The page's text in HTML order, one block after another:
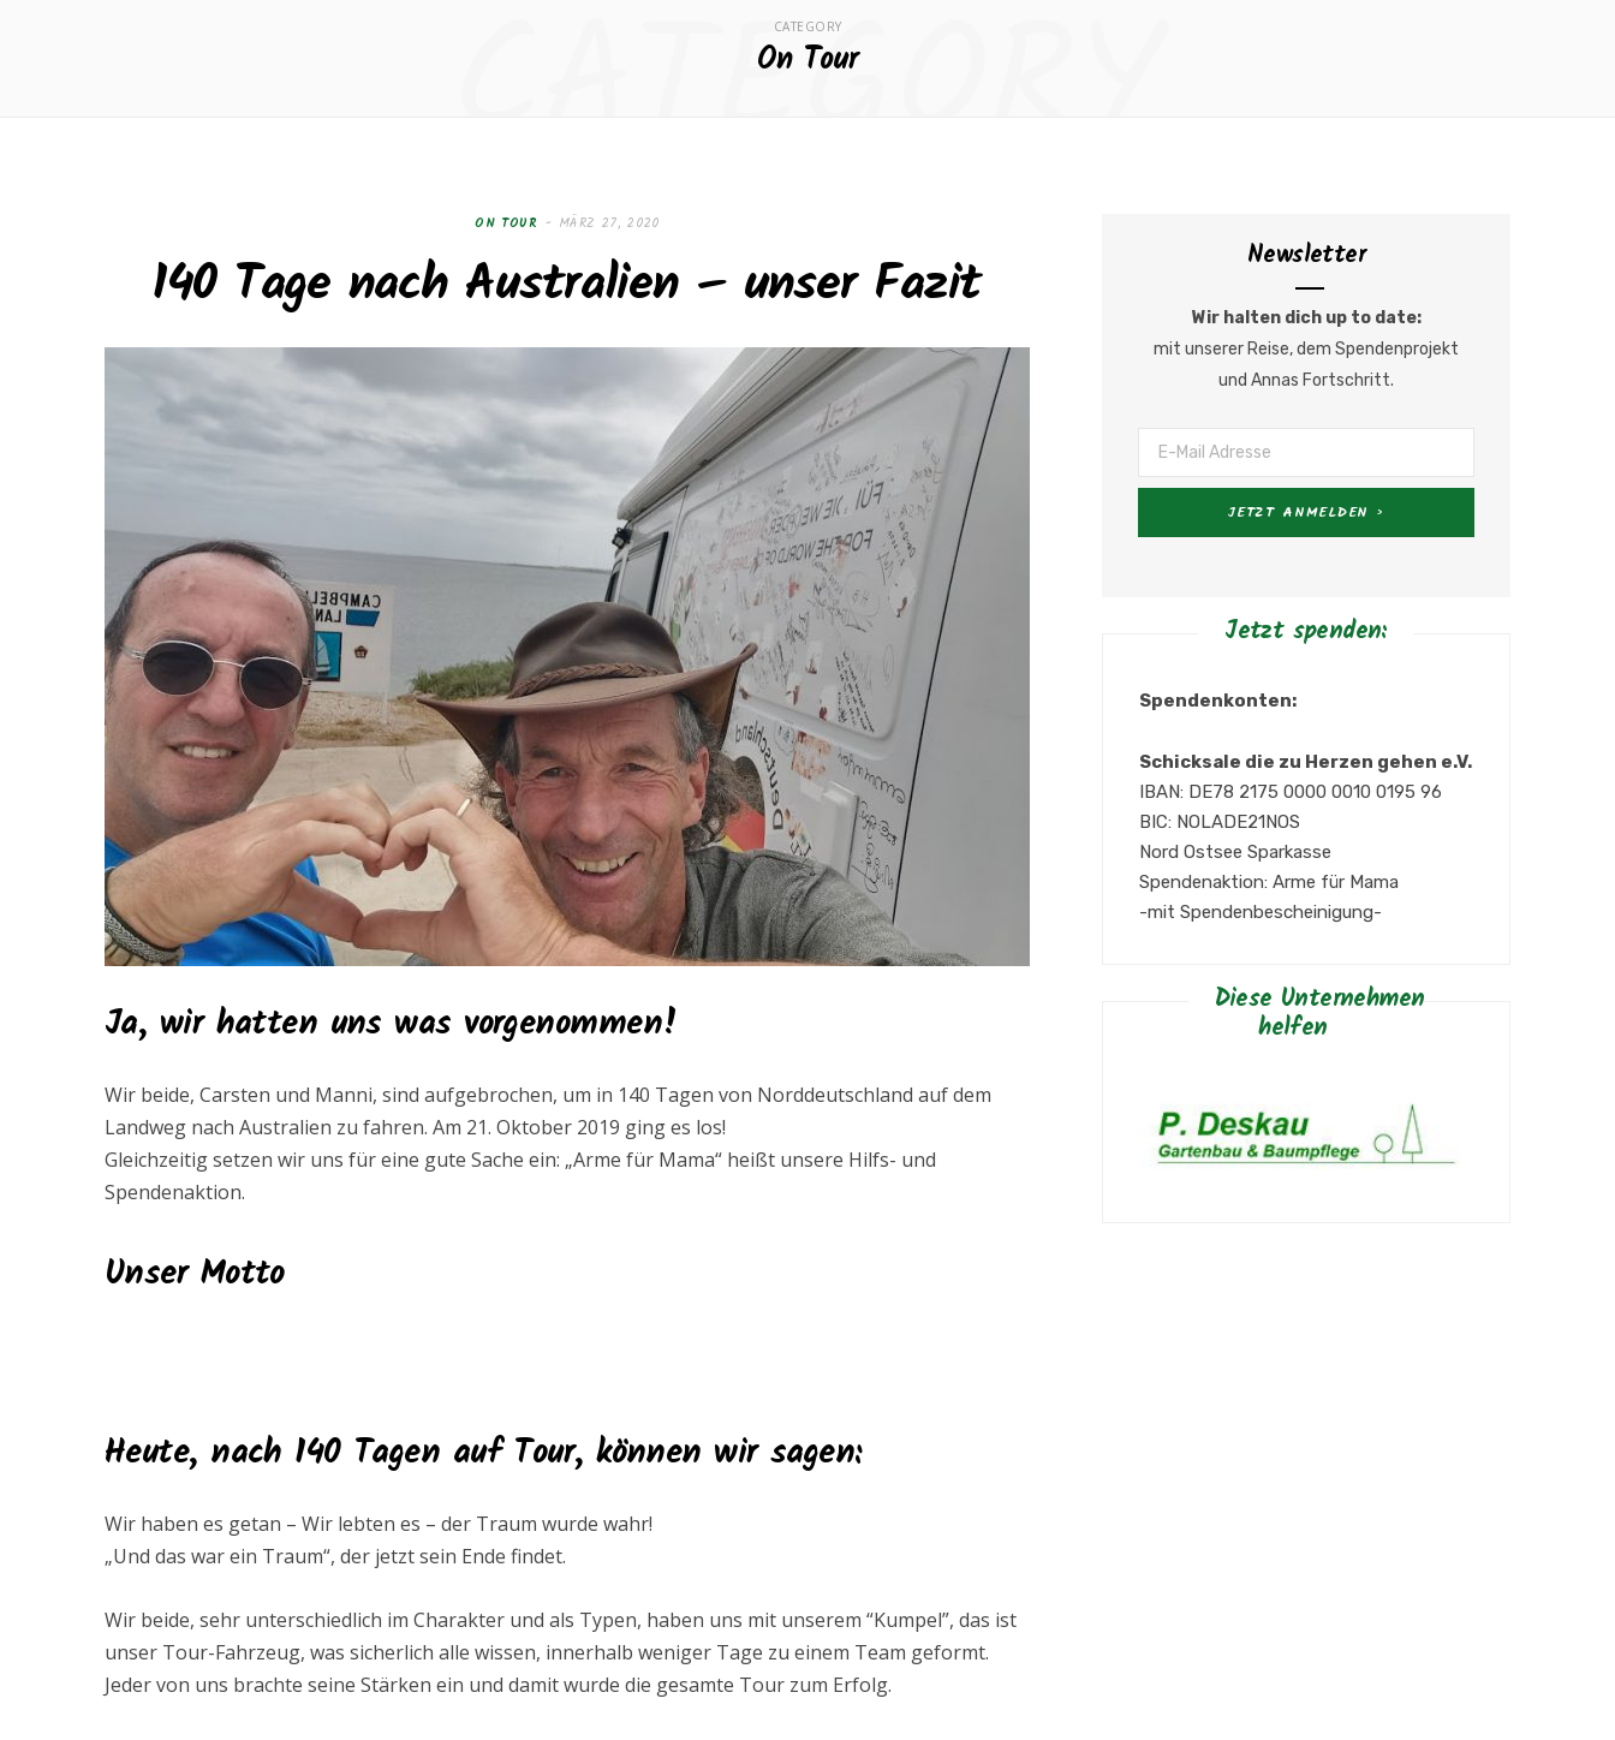
CATEGORY
On Tour
CATEGORY
ON TOUR MÄRZ 27, 2020
140 Tage nach Australien – unser Fazit
Ja, wir hatten uns was vorgenommen!
Wir beide, Carsten und Manni, sind aufgebrochen, um in 140 Tagen von Norddeutschland auf dem
Landweg nach Australien zu fahren. Am 21. Oktober 2019 ging es los!
Gleichzeitig setzen wir uns für eine gute Sache ein: „Arme für Mama“ heißt unsere Hilfs- und
Spendenaktion.
Unser Motto
Heute, nach 140 Tagen auf Tour, können wir sagen:
Wir haben es getan – Wir lebten es – der Traum wurde wahr!
„Und das war ein Traum“, der jetzt sein Ende findet.
Wir beide, sehr unterschiedlich im Charakter und als Typen, haben uns mit unserem “Kumpel”, das ist
unser Tour-Fahrzeug, was sicherlich alle wissen, innerhalb weniger Tage zu einem Team geformt.
Jeder von uns brachte seine Stärken ein und damit wurde die gesamte Tour zum Erfolg.
Newsletter
Wir halten dich up to date:
mit unserer Reise, dem Spendenprojekt
und Annas Fortschritt.
Jetzt spenden:
Spendenkonten:
Schicksale die zu Herzen gehen e.V.
IBAN: DE78 2175 0000 0010 0195 96
BIC: NOLADE21NOS
Nord Ostsee Sparkasse
Spendenaktion: Arme für Mama
-mit Spendenbescheinigung-
Diese Unternehmen
helfen